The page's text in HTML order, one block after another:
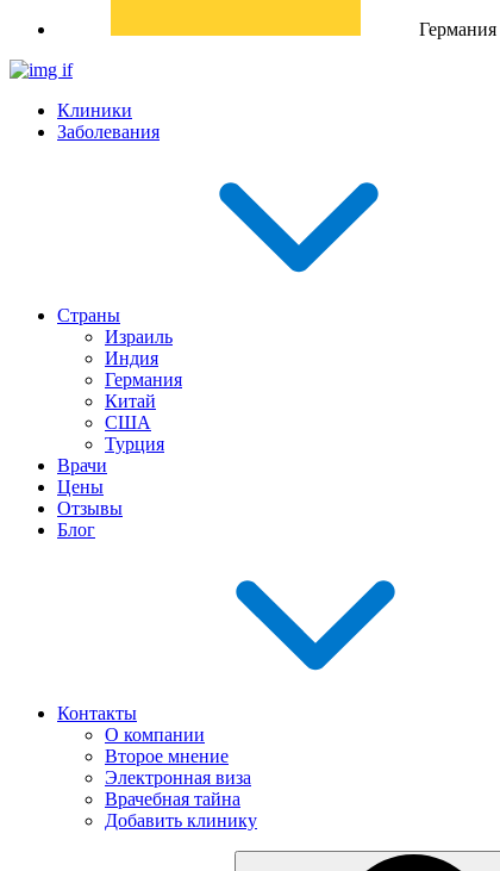
Германия
Клиники
Заболевания
Страны
Израиль
Индия
Германия
Китай
США
Турция
Врачи
Цены
Отзывы
Блог
Контакты
О компании
Второе мнение
Электронная виза
Врачебная тайна
Добавить клинику